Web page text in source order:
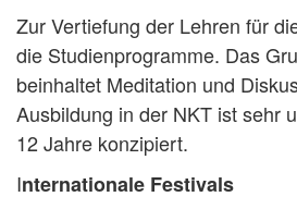
Zur Vertiefung der Lehren für
die Studienprogramme. Das
beinhaltet Meditation und
Ausbildung in der NKT ist sehr
12 Jahre konzipiert.
Internationale Festivals